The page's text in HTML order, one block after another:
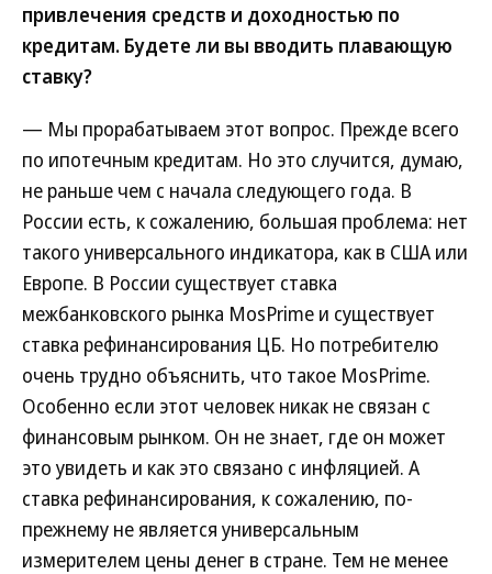
привлечения средств и доходностью по
кредитам. Будете ли вы вводить плавающую
ставку?
— Мы прорабатываем этот вопрос. Прежде всего
по ипотечным кредитам. Но это случится, думаю,
не раньше чем с начала следующего года. В
России есть, к сожалению, большая проблема: нет
такого универсального индикатора, как в США или
Европе. В России существует ставка
межбанковского рынка MosPrime и существует
ставка рефинансирования ЦБ. Но потребителю
очень трудно объяснить, что такое MosPrime.
Особенно если этот человек никак не связан с
финансовым рынком. Он не знает, где он может
это увидеть и как это связано с инфляцией. А
ставка рефинансирования, к сожалению, по-
прежнему не является универсальным
измерителем цены денег в стране. Тем не менее